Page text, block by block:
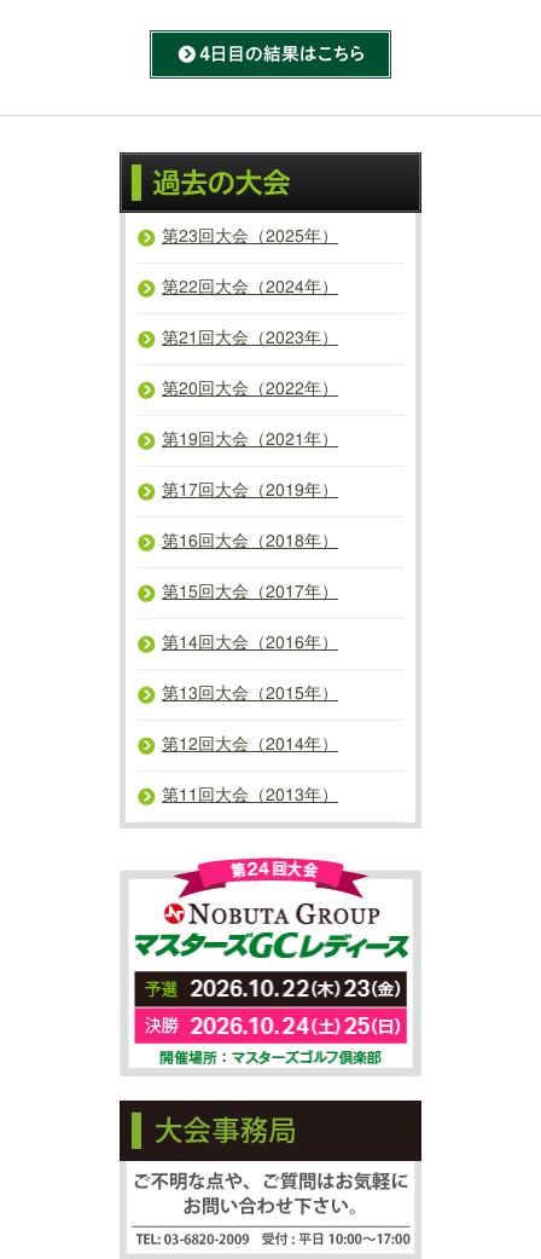
第23回大会（2025年）
第22回大会（2024年）
第21回大会（2023年）
第20回大会（2022年）
第19回大会（2021年）
第17回大会（2019年）
第16回大会（2018年）
第15回大会（2017年）
第14回大会（2016年）
第13回大会（2015年）
第12回大会（2014年）
第11回大会（2013年）